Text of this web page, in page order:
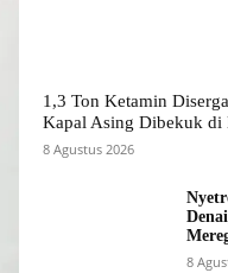
1,3 Ton Ketamin
Kapal Asing Dibekuk di
8 Agustus 2026
8